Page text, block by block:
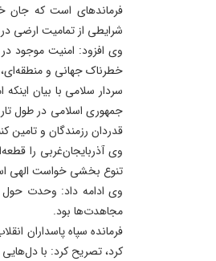
فرماندهای است که جان
شرایطی از تمامیت ارضی
وی افزود: امنیت موجود
خطرناک جهانی و
سردار سلامی با بیان
جمهوری اسلامی در طول
قدردان رزمندگان و تامین
وی آذربایجان‌غربی را
تنوع بخشی خواست الهی
وی ادامه داد: وحدت حول
مجاهدت‌ها بود.
فرمانده سپاه پاسداران
کرد، تصریح کرد: با